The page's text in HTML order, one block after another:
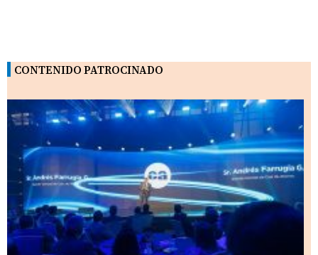
CONTENIDO PATROCINADO